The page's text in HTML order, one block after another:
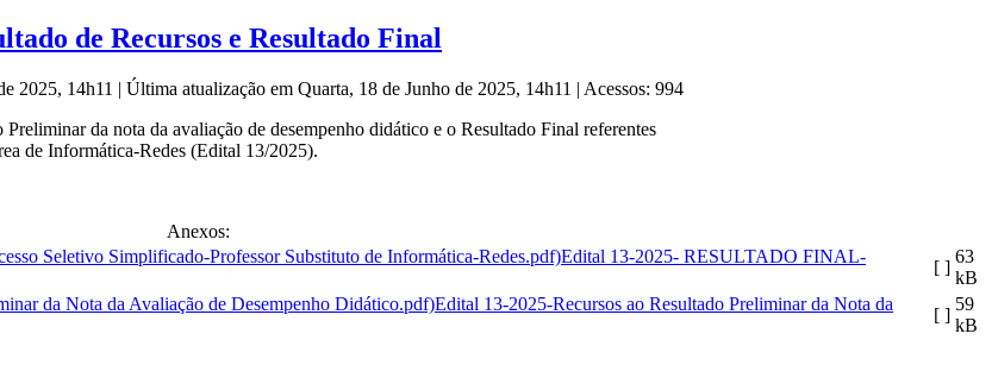
de Recursos e Resultado Final
2025, 14h11 | Última atualização em Quarta, 18 de Junho de 2025, 14h11 | Acessos: 994
da nota da avaliação de desempenho didático e o Resultado Final referentes
de Informática-Redes (Edital 13/2025).
Anexos:
Edital 13-2025- RESULTADO FINAL-
[ ]
63
kB
Edital 13-2025-Recursos ao Resultado Preliminar da Nota da
[ ]
59
kB